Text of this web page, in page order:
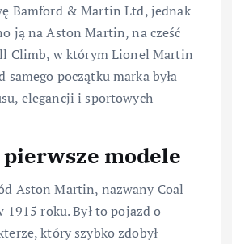
Bamford & Martin Ltd, jednak
ją na Aston Martin, na cześć
Climb, w którym Lionel Martin
samego początku marka była
elegancji i sportowych
modele
Aston Martin, nazwany Coal
1915 roku. Był to pojazd o
który szybko zdobył